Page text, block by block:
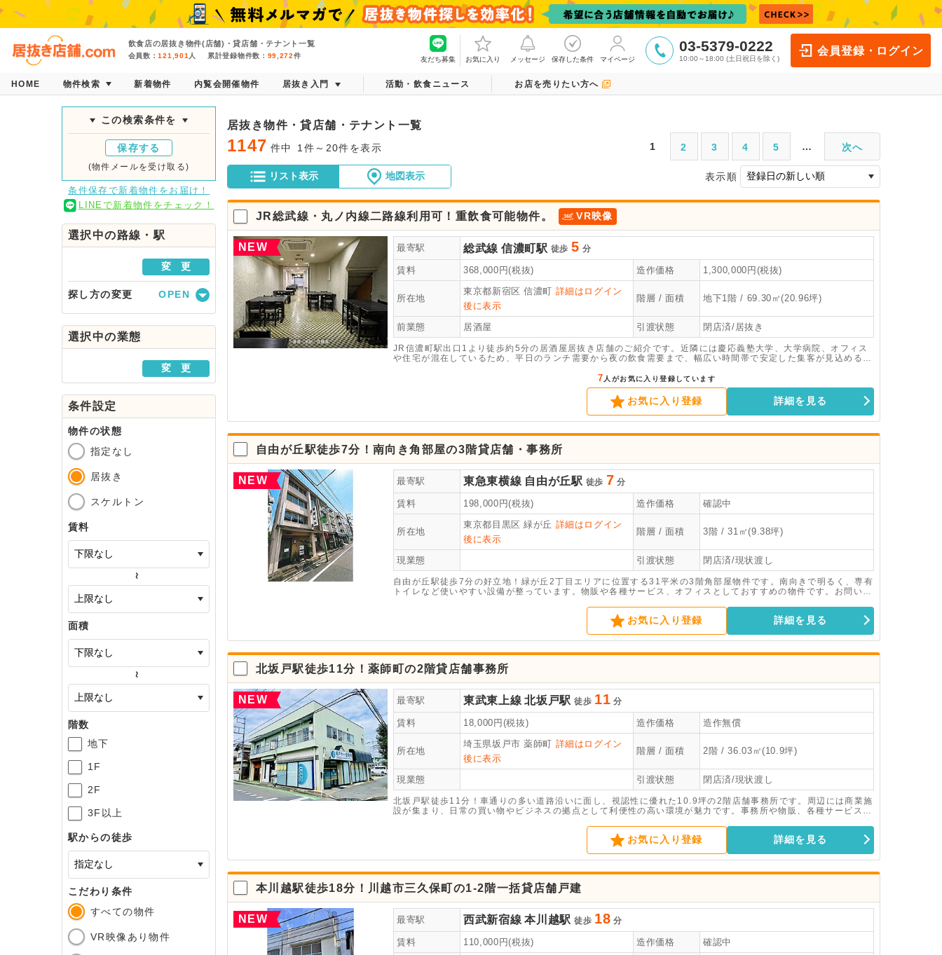
飲食店の居抜き物件(店舗)・貸店舗・テナント一覧
会員数：121,901 人 累計登録物件数： 99,272件 友だち募集 お気に入り メッセージ 保存した条件 マイページ
03-5379-0222
10:00～18:00 (土日祝日を除く)
会員登録・ログイン
HOME 物件検索 新着物件 内覧会開催物件 居抜き入門 活動・飲食ニュース お店を売りたい方へ
この検索条件を
保存する
(物件メールを受け取る)
条件保存で新着物件をお届け！
LINEで新着物件をチェック！
選択中の路線・駅
変 更
探し方の変更
駅・路線から探す
地域から探す
選択中の業態
変 更
条件設定
物件の状態
指定なし
居抜き
スケルトン
賃料
～
面積
～
階数
地下
1F
2F
3F以上
駅からの徒歩
こだわり条件
すべての物件
VR映像あり物件
居抜き物件・貸店舗・テナント一覧
1147 件中 1件～20件を表示 1 2 3 4 5 … 次へ
リスト表示 地図表示 表示順
JR総武線・丸ノ内線二路線利用可！重飲食可能物件。 VR映像
NEW 最寄駅 総武線 信濃町駅 徒歩 5 分
賃料 368,000 円(税抜) 造作価格 1,300,000円(税抜)
所在地
東京都新宿区 信濃町 詳細はログイン
後に表示
階層 / 面積 地下1階 / 69.30㎡(20.96坪)
前業態 居酒屋 引渡状態 閉店済/居抜き
JR信濃町駅出口1より徒歩約5分の居酒屋居抜き店舗のご紹介です。近隣には慶応義塾大学、大学病院、オフィス
や住宅が混在しているため、平日のランチ需要から夜の飲食需要まで、幅広い時間帯で安定した集客が見込める環
ても、非常に相性の良い立地となっております。是非ご検討ください。
7 人がお気に入り登録しています
お気に入り登録 詳細を見る
自由が丘駅徒歩7分！南向き角部屋の3階貸店舗・事務所
NEW 最寄駅 東急東横線 自由が丘駅 徒歩 7 分
賃料 198,000 円(税抜) 造作価格 確認中
所在地
東京都目黒区 緑が丘 詳細はログイン
後に表示
階層 / 面積 3階 / 31㎡(9.38坪)
現業態 引渡状態 閉店済/現状渡し
自由が丘駅徒歩7分の好立地！緑が丘2丁目エリアに位置する31平米の3階角部屋物件です。南向きで明るく、専有
トイレなど使いやすい設備が整っています。物販や各種サービス、オフィスとしておすすめの物件です。お問い合
お気に入り登録 詳細を見る
北坂戸駅徒歩11分！薬師町の2階貸店舗事務所
NEW 最寄駅 東武東上線 北坂戸駅 徒歩 11 分
賃料 18,000 円(税抜) 造作価格 造作無償
所在地
埼玉県坂戸市 薬師町 詳細はログイン
後に表示
階層 / 面積 2階 / 36.03㎡(10.9坪)
現業態 引渡状態 閉店済/現状渡し
北坂戸駅徒歩11分！車通りの多い道路沿いに面し、視認性に優れた10.9坪の2階店舗事務所です。周辺には商業施
設が集まり、日常の買い物やビジネスの拠点として利便性の高い環境が魅力です。事務所や物販、各種サービス業
お気に入り登録 詳細を見る
本川越駅徒歩18分！川越市三久保町の1-2階一括貸店舗戸建
NEW 最寄駅 西武新宿線 本川越駅 徒歩 18 分
賃料 110,000 円(税抜) 造作価格 確認中